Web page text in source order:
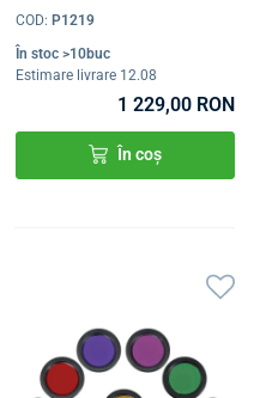
COD:P1219
În stoc >10buc
Estimare livrare 12.08
1 229,00 RON
În coș